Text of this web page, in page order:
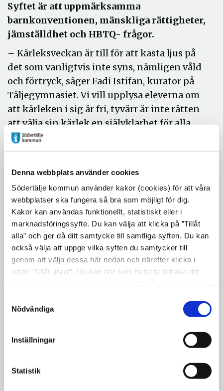
Denna webbplats använder cookies
Södertälje kommun använder kakor (cookies) för att våra
webbplatser ska fungera så bra som möjligt för dig.
Kakor kan användas funktionellt, statistiskt eller i
marknadsföringssyfte. Du kan välja att klicka på ”Tillåt
alla” och ger då ditt samtycke till samtliga syften. Du kan
också välja att uppge vilka syften du samtycker till
genom att välja dessa här nedan och därefter klicka i
rutan ”Tillåt urval”. Du kan när som helst ta tillbaka ditt
"Visa detaljer" kan du läsa om hur kakorna används och
hur vi och våra leverantörer inhämtar och behandlar
Nödvändiga
Inställningar
Statistik
Syftet är att uppmärksamma
barnkonventionen, mänskliga rättigheter,
jämställdhet och HBTQ- frågor.
– Kärleksveckan är till för att kasta ljus på
det som vanligtvis inte syns, nämligen våld
och förtryck, säger Fadi Istifan, kurator på
Täljegymnasiet. Vi vill upplysa eleverna om
att kärleken i sig är fri, tyvärr är inte rätten
att välja sin kärlek en självklarhet för alla,
bakom många stängda dörrar lever barn och
ungdomar i förtryck.
På programmet står en teaterföreställning
som handlar om individens rätt att välja
identitet och grupptillhörighet liksom
rätten till sin kropp, sin sexualitet och att
själv få välja partner. Alla elever deltar i
värderingsövningar, och i slutet av veckan
finns organisationer, föreningar och
socialtjänsten på plats och berättar hur de
rättigheter gör det möjligt att visa eleven
är eller riskerar att utsättas för övergrepp,
innebär det ökad kunskap hos elever, lärare,